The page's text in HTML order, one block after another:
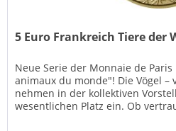
5 Euro Frankreich Tiere der
Neue Serie der Monnaie de
animaux du monde"! Die Vögel –
nehmen in der kollektiven
wesentlichen Platz ein. Ob